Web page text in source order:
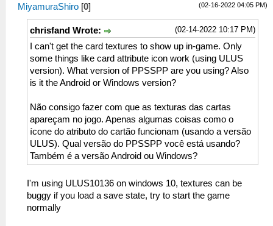
(02-16-2022 04:05 PM)
MiyamuraShiro [0]
(02-14-2022 10:17 PM)
chrisfand Wrote:
I can't get the card textures to show up in-game. Only
some things like card attribute icon work (using ULUS
version). What version of PPSSPP are you using? Also
is it the Android or Windows version?
Não consigo fazer com que as texturas das cartas
apareçam no jogo. Apenas algumas coisas como o
ícone do atributo do cartão funcionam (usando a versão
ULUS). Qual versão do PPSSPP você está usando?
Também é a versão Android ou Windows?
I'm using ULUS10136 on windows 10, textures can be
buggy if you load a save state, try to start the game
normally